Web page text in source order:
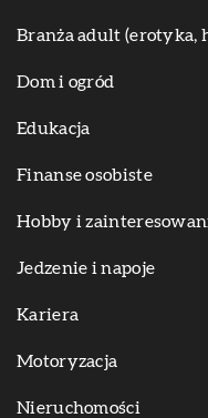
Branża adult (erotyka,
Dom i ogród
Edukacja
Finanse osobiste
Hobby i
Jedzenie i napoje
Kariera
Motoryzacja
Nieruchomości